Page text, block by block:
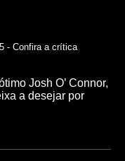
- Confira a crítica
Josh O’ Connor,
a desejar por